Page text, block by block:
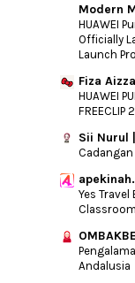
Modern
HUAWEI
Officially
Launch
Fiza
HUAWEI
FREECLIP
Sii Nurul
Cadangan
Yes
Andalusia